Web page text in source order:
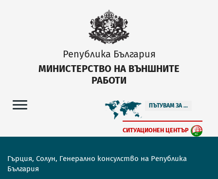
Република България
МИНИСТЕРСТВО НА ВЪНШНИТЕ
РАБОТИ
ПЪТУВАМ ЗА ...
СИТУАЦИОНЕН ЦЕНТЪР
Гърция, Солун, Генерално консулство на Република
България